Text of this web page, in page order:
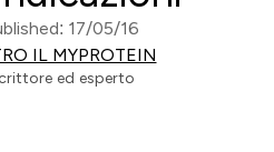
17/05/16
IL MYPROTEIN
ed esperto